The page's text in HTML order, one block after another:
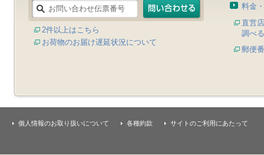
2件以上はこちら
お荷物のお届け遅延状況について
料金
直営
調べる
郵便
個人情報のお取り扱いについて 各種約款 サイトのご利用にあたって